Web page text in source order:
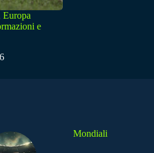
Europa
e
Mondiali